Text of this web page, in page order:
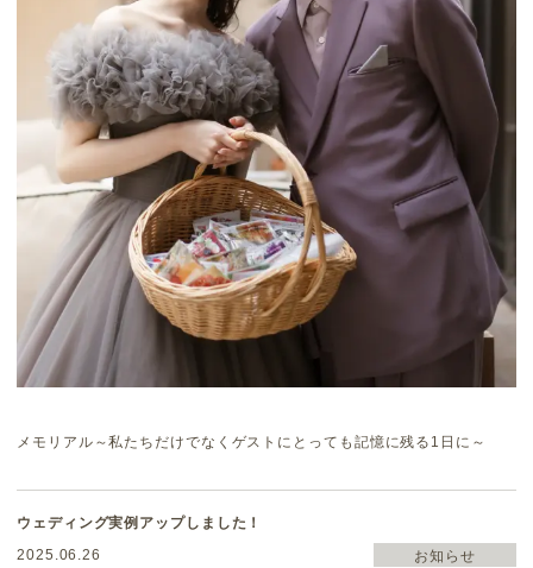
メモリアル～私たちだけでなくゲストにとっても記憶に残る1日に～
ウェディング実例アップしました！
2025.06.26
お知らせ